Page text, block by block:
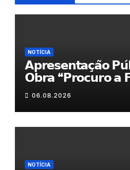
NOTÍCIA
𝗔𝗽𝗿𝗲𝘀𝗲𝗻𝘁𝗮𝗰̧𝗮̃𝗼
𝗢𝗯𝗿𝗮 “𝗣𝗿𝗼𝗰𝘂𝗿𝗼 𝗮
𝗲𝗹𝗮 𝗺𝗼𝗿𝗮 𝗰𝗼𝗺𝗶𝗴𝗼”
06.08.2026
NOTÍCIA